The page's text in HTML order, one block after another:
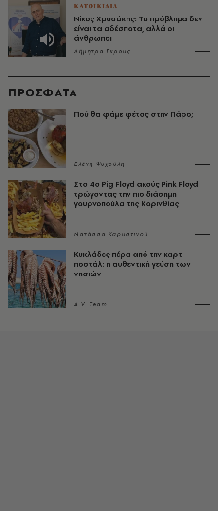
ΚΑΤΟΙΚΙΔΙΑ
Νίκος Χρυσάκης: Το πρόβλημα δεν
είναι τα αδέσποτα, αλλά οι
άνθρωποι
Δήμητρα Γκρους
ΠΡΟΣΦΑΤΑ
Πού θα φάμε φέτος στην Πάρο;
Ελένη Ψυχούλη
Στο 4ο Pig Floyd ακούς Pink Floyd
τρώγοντας την πιο διάσημη
γουρνοπούλα της Κορινθίας
Νατάσσα Καρυστινού
Κυκλάδες πέρα από την καρτ
ποστάλ: η αυθεντική γεύση των
νησιών
A.V. Team